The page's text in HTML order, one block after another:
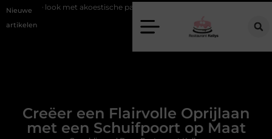
Nieuwe
artikelen
akoestische panelen Aziatisch restaurant Rotterdam: ontdek de
Creëer een Flairvolle Oprijlaan
met een Schuifpoort op Maat